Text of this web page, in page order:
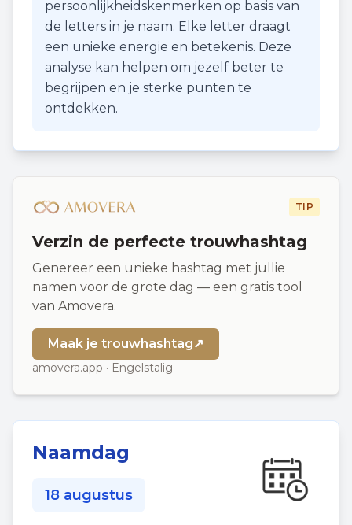
persoonlijkheidskenmerken op basis van
de letters in je naam. Elke letter draagt
een unieke energie en betekenis. Deze
analyse kan helpen om jezelf beter te
begrijpen en je sterke punten te
ontdekken.
TIP
Verzin de perfecte trouwhashtag
Genereer een unieke hashtag met jullie
namen voor de grote dag — een gratis tool
van Amovera.
Maak je trouwhashtag↗
amovera.app · Engelstalig
Naamdag
18 augustus